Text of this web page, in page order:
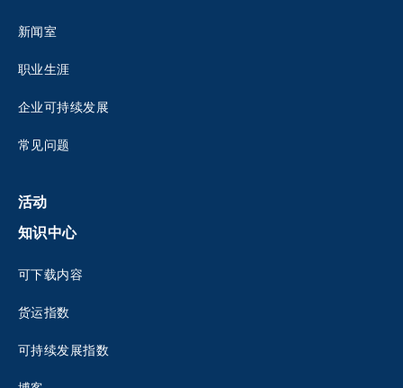
新闻室
职业生涯
企业可持续发展
常见问题
活动
知识中心
可下载内容
货运指数
可持续发展指数